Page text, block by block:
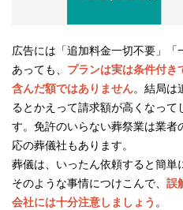
広告には「追加料金一切不要」
あっても、 プランは実は条件付き
含んだ額ではありません。結局は
るとかえって請求額が高くなっ
す。免許のいらない葬祭業は業
応の葬儀社もあります。
葬儀は、いったん依頼すると簡単
そのような事情につけこんで、 誤
会社には十分注意しましょう 。